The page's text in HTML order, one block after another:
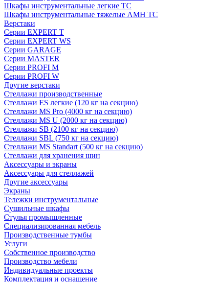
Шкафы инструментальные легкие ТС
Шкафы инструментальные тяжелые AMH TC
Верстаки
Серии EXPERT T
Серии EXPERT WS
Серии GARAGE
Серии MASTER
Серии PROFI M
Серии PROFI W
Другие верстаки
Стеллажи производственные
Стеллажи ES легкие (120 кг на секцию)
Стеллажи MS Pro (4000 кг на секцию)
Стеллажи MS U (2000 кг на секцию)
Стеллажи SB (2100 кг на секцию)
Стеллажи SBL (750 кг на секцию)
Стеллажи MS Standart (500 кг на секцию)
Стеллажи для хранения шин
Аксессуары и экраны
Аксессуары для стеллажей
Другие аксессуары
Экраны
Тележки инструментальные
Сушильные шкафы
Стулья промышленные
Специализированная мебель
Производственные тумбы
Услуги
Собственное производство
Производство мебели
Индивидуальные проекты
Комплектация и оснащение